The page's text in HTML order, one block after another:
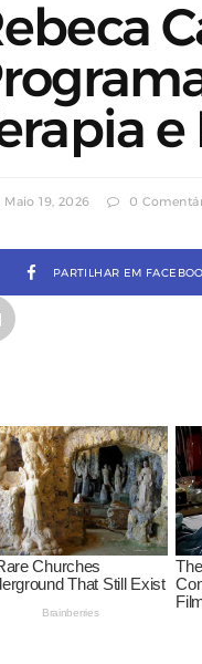
e
Maio 19, 2026 0
PARTILHAR EM